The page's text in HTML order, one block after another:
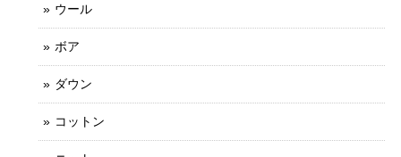
ウール
ボア
ダウン
コットン